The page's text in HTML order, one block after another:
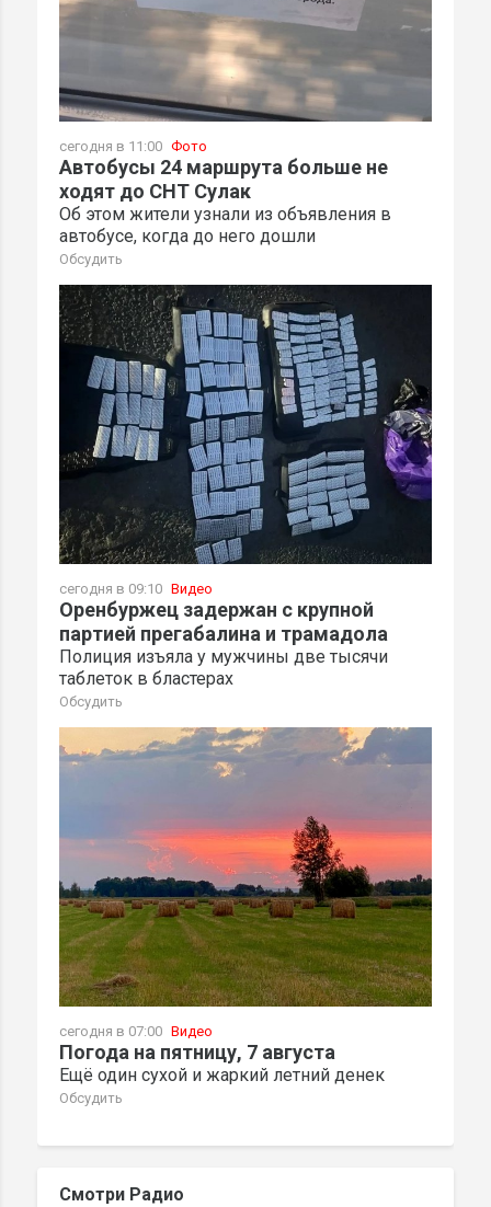
сегодня в 11:00 Фото
Автобусы 24 маршрута больше не
ходят до СНТ Сулак
Об этом жители узнали из объявления в
автобусе, когда до него дошли
Обсудить
сегодня в 09:10 Видео
Оренбуржец задержан с крупной
партией прегабалина и трамадола
Полиция изъяла у мужчины две тысячи
таблеток в бластерах
Обсудить
сегодня в 07:00 Видео
Погода на пятницу, 7 августа
Ещё один сухой и жаркий летний денек
Обсудить
Смотри Радио